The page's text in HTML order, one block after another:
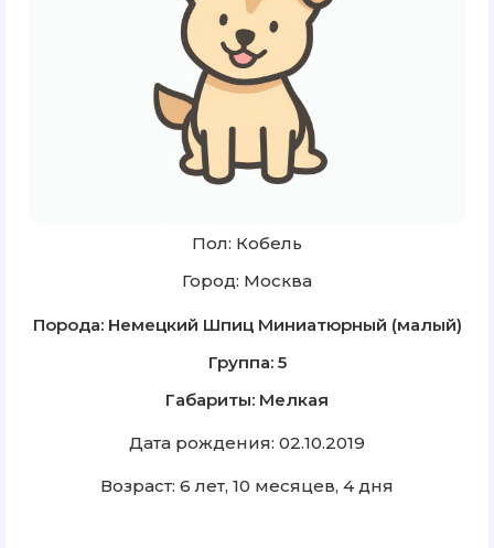
Пол: Кобель
Город: Москва
Порода: Немецкий Шпиц Миниатюрный (малый)
Группа: 5
Габариты: Мелкая
Дата рождения: 02.10.2019
Возраст: 6 лет, 10 месяцев, 4 дня